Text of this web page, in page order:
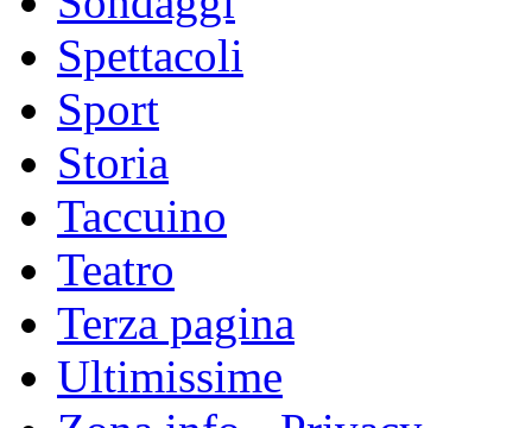
Spettacoli
Sport
Storia
Taccuino
Teatro
Terza pagina
Ultimissime